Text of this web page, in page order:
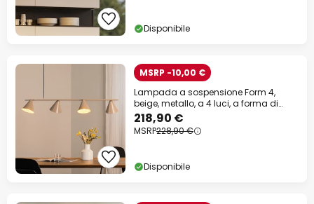
Disponibile
MSRP -10,00 €
Lampada a sospensione Form 4,
beige, metallo, a 4 luci, a forma di
cono, E27
218,90 €
MSRP228,90 €
Disponibile